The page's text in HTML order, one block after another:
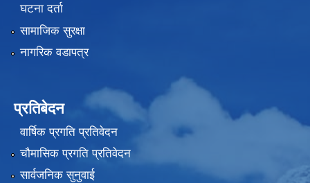
घटना दर्ता
सामाजिक सुरक्षा
नागरिक वडापत्र
प्रतिबेदन
वार्षिक प्रगति प्रतिवेदन
चौमासिक प्रगति प्रतिवेदन
सार्वजनिक सुनुवाई